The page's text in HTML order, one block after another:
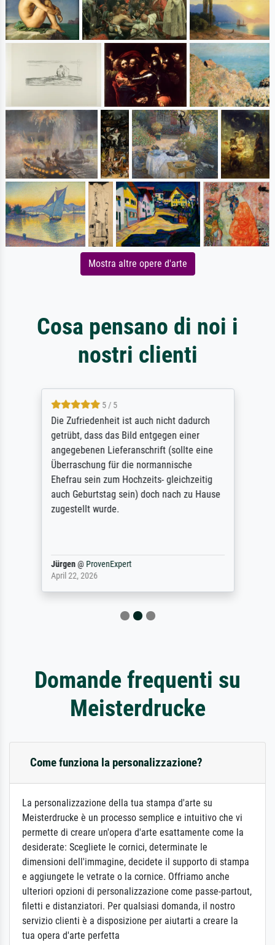
Mostra altre opere d'arte
Cosa pensano di noi i
nostri clienti
5 / 5
Die Zufriedenheit ist auch nicht dadurch
getrübt, dass das Bild entgegen einer
angegebenen Lieferanschrift (sollte eine
Überraschung für die normannische
Ehefrau sein zum Hochzeits- gleichzeitig
auch Geburtstag sein) doch nach zu Hause
zugestellt wurde.
Jürgen@ ProvenExpert
April 22, 2026
Domande frequenti su
Meisterdrucke
Come funziona la personalizzazione?
La personalizzazione della tua stampa d'arte su
Meisterdrucke è un processo semplice e intuitivo che vi
permette di creare un'opera d'arte esattamente come la
desiderate: Scegliete le cornici, determinate le
dimensioni dell'immagine, decidete il supporto di stampa
e aggiungete le vetrate o la cornice. Offriamo anche
ulteriori opzioni di personalizzazione come passe-partout,
filetti e distanziatori. Per qualsiasi domanda, il nostro
servizio clienti è a disposizione per aiutarti a creare la
tua opera d'arte perfetta